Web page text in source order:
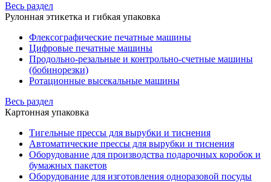
Весь раздел
Рулонная этикетка и гибкая упаковка
Флексографические печатные машины
Цифровые печатные машины
Продольно-резальные и контрольно-счетные машины
(бобинорезки)
Ротационные высекальные машины
Весь раздел
Картонная упаковка
Тигельные прессы для вырубки и тиснения
Автоматические прессы для вырубки и тиснения
Оборудование для производства подарочных коробок и
бумажных пакетов
Оборудование для изготовления одноразовой посуды